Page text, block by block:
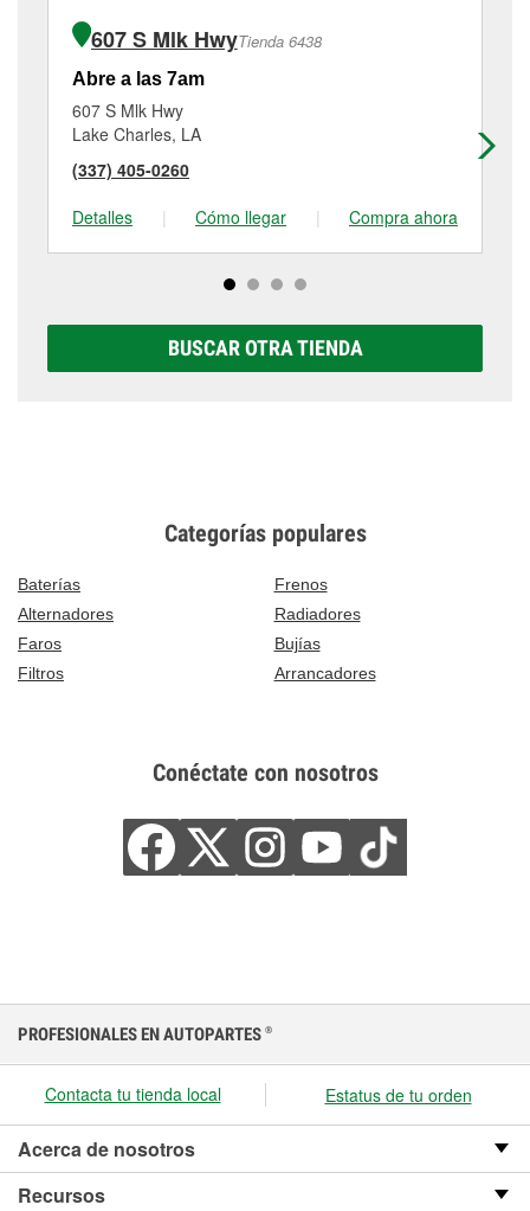
607 S Mlk HwyTienda 6438
Abre a las 7am
607 S Mlk Hwy
Lake Charles, LA
(337) 405-0260
Detalles
| Cómo llegar | Compra ahora
BUSCAR OTRA TIENDA
Categorías populares
Baterías
Frenos
Alternadores
Radiadores
Faros
Bujías
Filtros
Arrancadores
Conéctate con nosotros
PROFESIONALES EN AUTOPARTES ®
Contacta tu tienda local Estatus de tu orden
Acerca de nosotros
Recursos